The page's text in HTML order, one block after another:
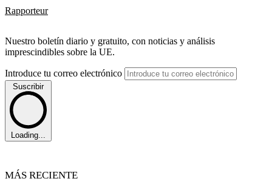
Rapporteur
Nuestro boletín diario y gratuito, con noticias y análisis
imprescindibles sobre la UE.
Introduce tu correo electrónico
Suscribir
Loading...
MÁS RECIENTE